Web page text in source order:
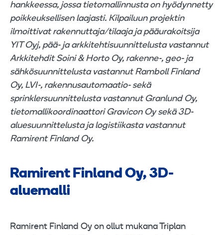
hankkeessa, jossa tietomallinnusta on hyödynnetty
poikkeuksellisen laajasti. Kilpailuun projektin
ilmoittivat rakennuttaja/tilaaja ja pääurakoitsija
YIT Oyj, pää- ja arkkitehtisuunnittelusta vastannut
Arkkitehdit Soini & Horto Oy, rakenne-, geo- ja
sähkösuunnittelusta vastannut Ramboll Finland
Oy, LVI-, rakennusautomaatio- sekä
sprinklersuunnittelusta vastannut Granlund Oy,
tietomallikoordinaattori Gravicon Oy sekä 3D-
aluesuunnittelusta ja logistiikasta vastannut
Ramirent Finland Oy.
Ramirent Finland Oy, 3D-
aluemalli
Ramirent Finland Oy on ollut mukana Triplan